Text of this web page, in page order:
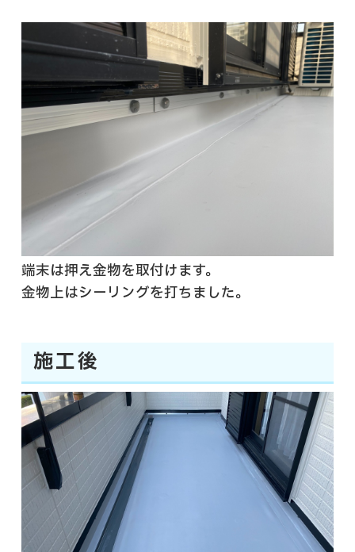
端末は押え金物を取付けます。
金物上はシーリングを打ちました。
施工後